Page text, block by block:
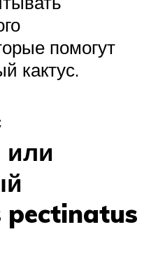
помогут
кактус.
или
pectinatus